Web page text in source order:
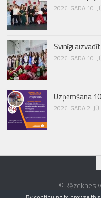
2026. GADA 10.
Svinīgi
2026. GADA 10.
Uzņemšana
2026. GADA 2.
© Rēzeknes